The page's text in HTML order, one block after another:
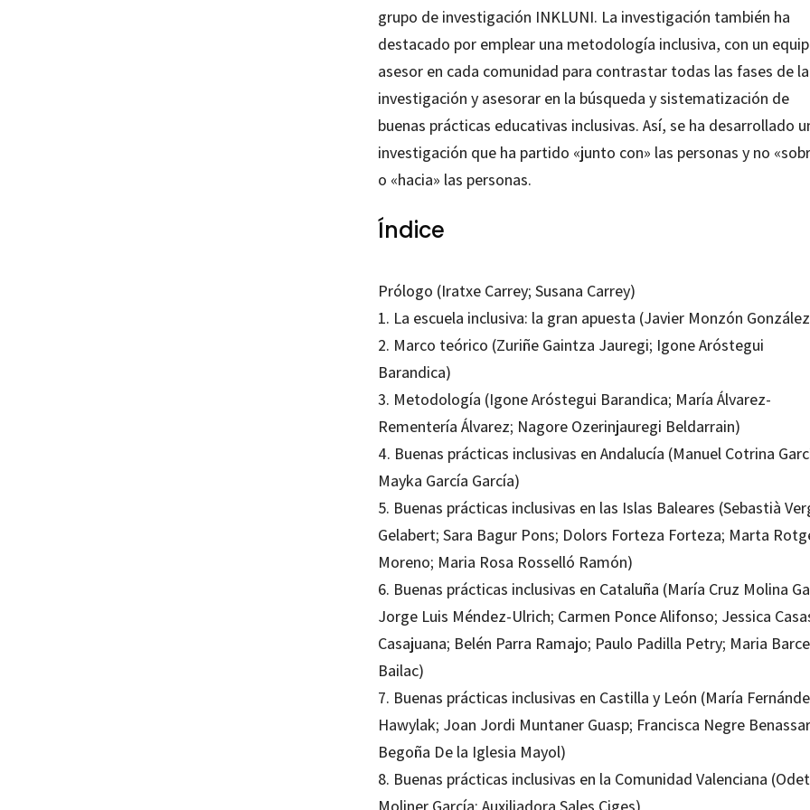
grupo de investigación INKLUNI. La investigación también ha
destacado por emplear una metodología inclusiva, con un
asesor en cada comunidad para contrastar todas las fases de la
investigación y asesorar en la búsqueda y sistematización de
buenas prácticas educativas inclusivas. Así, se ha desarrollado
investigación que ha partido «junto con» las personas y no
o «hacia» las personas.
Índice
Prólogo (Iratxe Carrey; Susana Carrey)
1. La escuela inclusiva: la gran apuesta (Javier Monzón
2. Marco teórico (Zuriñe Gaintza Jauregi; Igone Aróstegui
Barandica)
3. Metodología (Igone Aróstegui Barandica; María Álvarez-
Rementería Álvarez; Nagore Ozerinjauregi Beldarrain)
4. Buenas prácticas inclusivas en Andalucía (Manuel Cotrina
Mayka García García)
5. Buenas prácticas inclusivas en las Islas Baleares (Sebastià
Gelabert; Sara Bagur Pons; Dolors Forteza Forteza; Marta
Moreno; Maria Rosa Rosselló Ramón)
6. Buenas prácticas inclusivas en Cataluña (María Cruz Molina
Jorge Luis Méndez-Ulrich; Carmen Ponce Alifonso; Jessica
Casajuana; Belén Parra Ramajo; Paulo Padilla Petry; Maria
Bailac)
7. Buenas prácticas inclusivas en Castilla y León (María
Hawylak; Joan Jordi Muntaner Guasp; Francisca Negre
Begoña De la Iglesia Mayol)
8. Buenas prácticas inclusivas en la Comunidad Valenciana (Odet
Moliner García; Auxiliadora Sales Ciges)